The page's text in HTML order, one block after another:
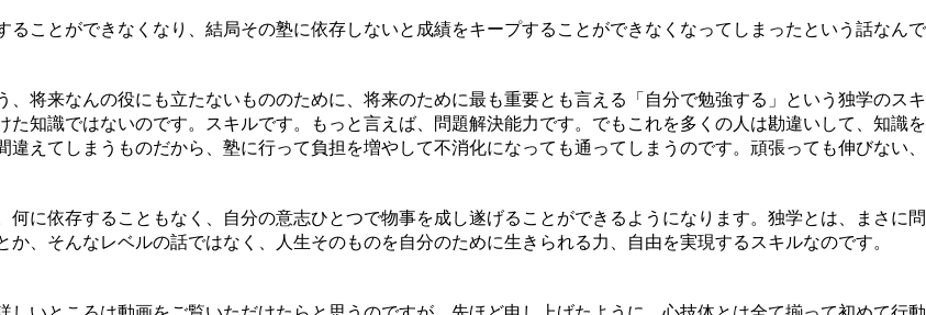
ことができなくなり、結局その塾に依存しないと成績をキープすることができなくなってしまったという話なんで
将来なんの役にも立たないもののために、将来のために最も重要とも言える「自分で勉強する」という独学のスキ
知識ではないのです。スキルです。もっと言えば、問題解決能力です。でもこれを多くの人は勘違いして、知識を
えてしまうものだから、塾に行って負担を増やして不消化になっても通ってしまうのです。頑張っても伸びない、
に依存することもなく、自分の意志ひとつで物事を成し遂げることができるようになります。独学とは、まさに問
、そんなレベルの話ではなく、人生そのものを自分のために生きられる力、自由を実現するスキルなのです。